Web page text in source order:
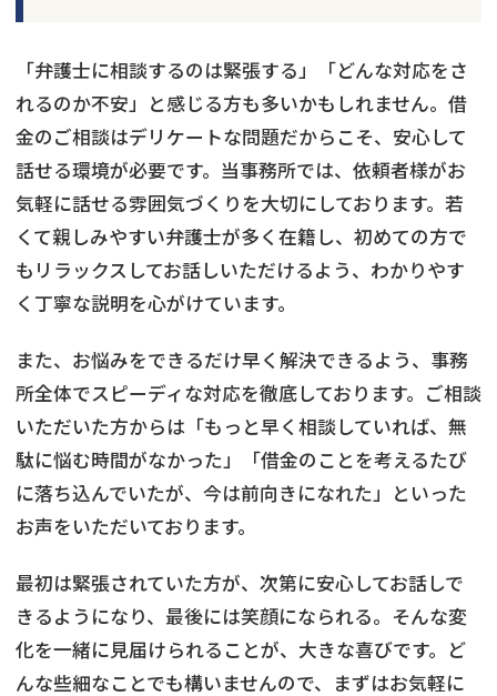
「弁護士に相談するのは緊張する」「どんな対応をさ
れるのか不安」と感じる方も多いかもしれません。借
金のご相談はデリケートな問題だからこそ、安心して
話せる環境が必要です。当事務所では、依頼者様がお
気軽に話せる雰囲気づくりを大切にしております。若
くて親しみやすい弁護士が多く在籍し、初めての方で
もリラックスしてお話しいただけるよう、わかりやす
く丁寧な説明を心がけています。
また、お悩みをできるだけ早く解決できるよう、事務
所全体でスピーディな対応を徹底しております。ご相談
いただいた方からは「もっと早く相談していれば、無
駄に悩む時間がなかった」「借金のことを考えるたび
に落ち込んでいたが、今は前向きになれた」といった
お声をいただいております。
最初は緊張されていた方が、次第に安心してお話しで
きるようになり、最後には笑顔になられる。そんな変
化を一緒に見届けられることが、大きな喜びです。ど
んな些細なことでも構いませんので、まずはお気軽に